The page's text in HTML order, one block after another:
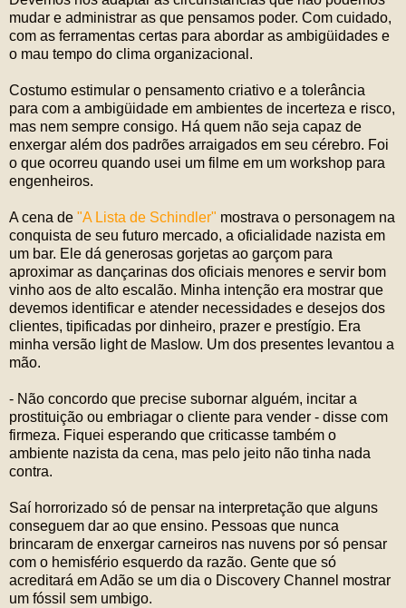
mudar e administrar as que pensamos poder. Com cuidado,
com as ferramentas certas para abordar as ambigüidades e
o mau tempo do clima organizacional.
Costumo estimular o pensamento criativo e a tolerância
para com a ambigüidade em ambientes de incerteza e risco,
mas nem sempre consigo. Há quem não seja capaz de
enxergar além dos padrões arraigados em seu cérebro. Foi
o que ocorreu quando usei um filme em um workshop para
engenheiros.
A cena de "A Lista de Schindler" mostrava o personagem na
conquista de seu futuro mercado, a oficialidade nazista em
um bar. Ele dá generosas gorjetas ao garçom para
aproximar as dançarinas dos oficiais menores e servir bom
vinho aos de alto escalão. Minha intenção era mostrar que
devemos identificar e atender necessidades e desejos dos
clientes, tipificadas por dinheiro, prazer e prestígio. Era
minha versão light de Maslow. Um dos presentes levantou a
mão.
- Não concordo que precise subornar alguém, incitar a
prostituição ou embriagar o cliente para vender - disse com
firmeza. Fiquei esperando que criticasse também o
ambiente nazista da cena, mas pelo jeito não tinha nada
contra.
Saí horrorizado só de pensar na interpretação que alguns
conseguem dar ao que ensino. Pessoas que nunca
brincaram de enxergar carneiros nas nuvens por só pensar
com o hemisfério esquerdo da razão. Gente que só
acreditará em Adão se um dia o Discovery Channel mostrar
um fóssil sem umbigo.